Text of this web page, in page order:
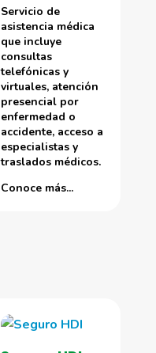
Servicio de
asistencia médica
que incluye
consultas
telefónicas y
virtuales, atención
presencial por
enfermedad o
accidente, acceso a
especialistas y
traslados médicos.
Conoce más...